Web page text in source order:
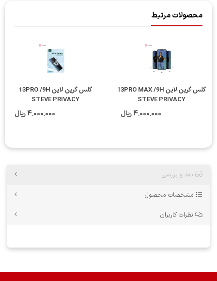
محصولات مرتبط
گلس گرین لاین 13PRO MAX /9H
STEVE PRIVACY
4٬000٬000 ریال
گلس گرین لاین 13PRO /9H
STEVE PRIVACY
4٬000٬000 ریال
نقد و بررسی
مشخصات محصول
نظرات کاربران